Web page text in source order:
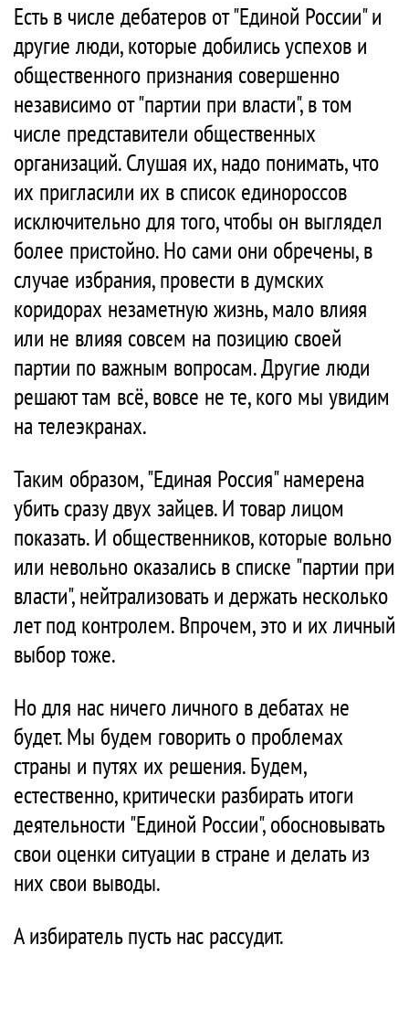
Есть в числе дебатеров от "Единой России" и
другие люди, которые добились успехов и
общественного признания совершенно
независимо от "партии при власти", в том
числе представители общественных
организаций. Слушая их, надо понимать, что
их пригласили их в список единороссов
исключительно для того, чтобы он выглядел
более пристойно. Но сами они обречены, в
случае избрания, провести в думских
коридорах незаметную жизнь, мало влияя
или не влияя совсем на позицию своей
партии по важным вопросам. Другие люди
решают там всё, вовсе не те, кого мы увидим
на телеэкранах.
Таким образом, "Единая Россия" намерена
убить сразу двух зайцев. И товар лицом
показать. И общественников, которые вольно
или невольно оказались в списке "партии при
власти", нейтрализовать и держать несколько
лет под контролем. Впрочем, это и их личный
выбор тоже.
Но для нас ничего личного в дебатах не
будет. Мы будем говорить о проблемах
страны и путях их решения. Будем,
естественно, критически разбирать итоги
деятельности "Единой России", обосновывать
свои оценки ситуации в стране и делать из
них свои выводы.
А избиратель пусть нас рассудит.